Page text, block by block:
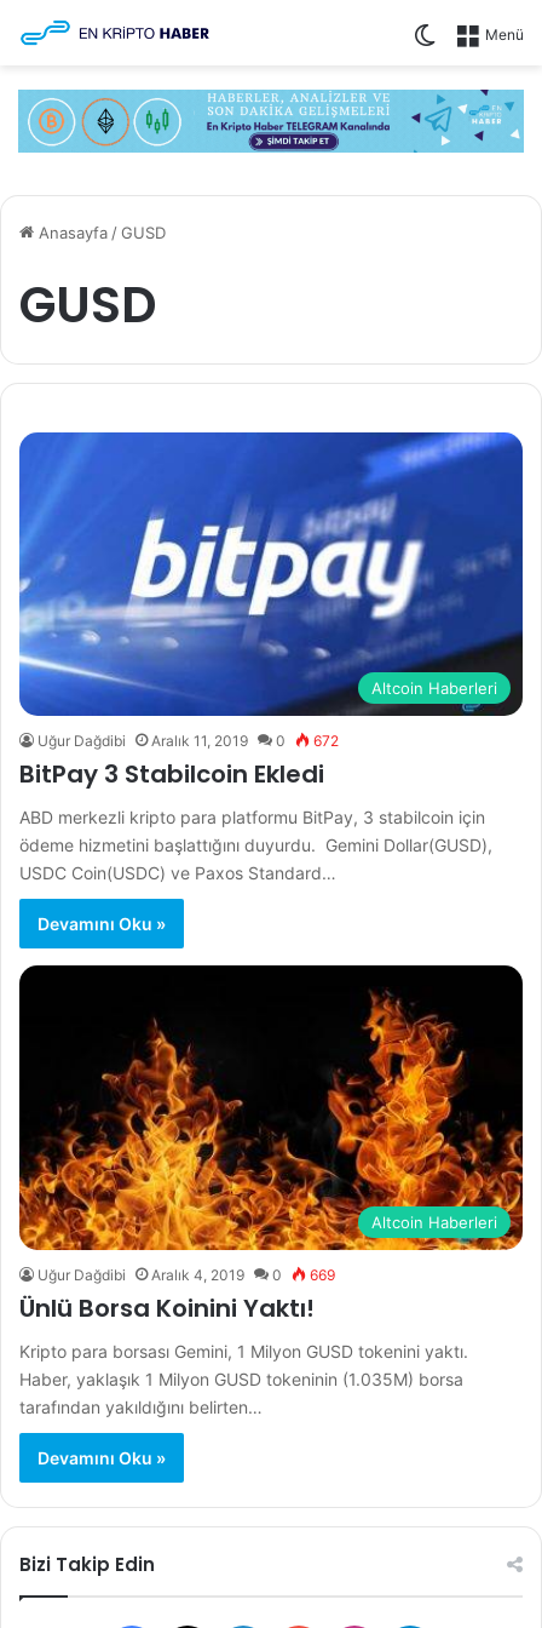
Menü
Dış
Anasayfa /GUSD
GUSD
Altcoin Haberleri
Uğur Dağdibi Aralık 11, 2019 0 672
BitPay 3 Stabilcoin Ekledi
ABD merkezli kripto para platformu BitPay, 3 stabilcoin için
ödeme hizmetini başlattığını duyurdu. Gemini Dollar(GUSD),
USDC Coin(USDC) ve Paxos Standard…
Devamını Oku »
Altcoin Haberleri
Uğur Dağdibi Aralık 4, 2019 0 669
Ünlü Borsa Koinini Yaktı!
Kripto para borsası Gemini, 1 Milyon GUSD tokenini yaktı.
Haber, yaklaşık 1 Milyon GUSD tokeninin (1.035M) borsa
tarafından yakıldığını belirten…
Devamını Oku »
Bizi Takip Edin